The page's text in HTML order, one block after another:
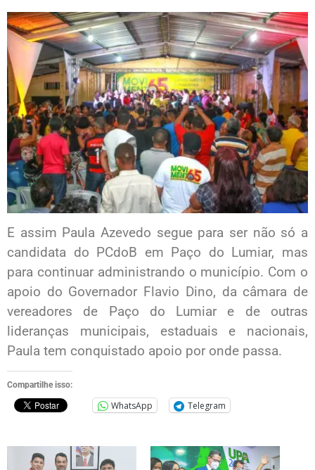
E assim Paula Azevedo segue para ser não só a
candidata do PCdoB em Paço do Lumiar, mas
para continuar administrando o município. Com o
apoio do Governador Flavio Dino, da câmara de
vereadores de Paço do Lumiar e de outras
lideranças municipais, estaduais e nacionais,
Paula tem conquistado apoio por onde passa.
Compartilhe isso:
WhatsApp Telegram